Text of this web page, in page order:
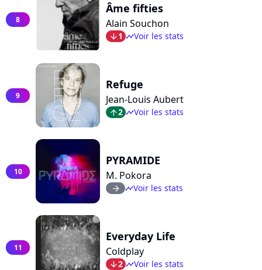
8
Âme fifties
Alain Souchon
arrow_bot1 timelineVoir les stats
9
Refuge
Jean-Louis Aubert
arrow_top2 timelineVoir les stats
10
PYRAMIDE
M. Pokora
arrow_right timelineVoir les stats
11
Everyday Life
Coldplay
arrow_bot2 timelineVoir les stats